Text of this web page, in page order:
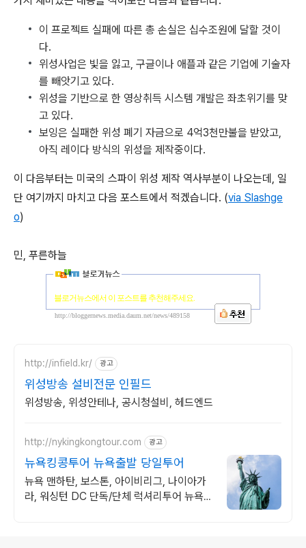
이 프로젝트 실패에 따른 총 손실은 십수조원에 달할 것이
다.
위성사업은 빛을 잃고, 구글이나 애플과 같은 기업에 기술자
를 빼앗기고 있다.
위성을 기반으로 한 영상취득 시스템 개발은 좌초위기를 맞
고 있다.
보잉은 실패한 위성 폐기 자금으로 4억3천만불을 받았고,
아직 레이다 방식의 위성을 제작중이다.
이 다음부터는 미국의 스파이 위성 제작 역사부분이 나오는데, 일
단 여기까지 마치고 다음 포스트에서 적겠습니다. (via Slashge
o)
민, 푸른하늘
블로거뉴스에서 이 포스트를 추천해주세요.
http://bloggernews.media.daum.net/news/489158
http://infield.kr/ 광고
위성방송 설비전문 인필드
위성방송, 위성안테나, 공시청설비, 헤드엔드
http://nykingkongtour.com 광고
뉴욕킹콩투어 뉴욕출발 당일투어
뉴욕 맨하탄, 보스톤, 아이비리그, 나이아가
라, 워싱턴 DC 단독/단체 럭셔리투어 뉴욕